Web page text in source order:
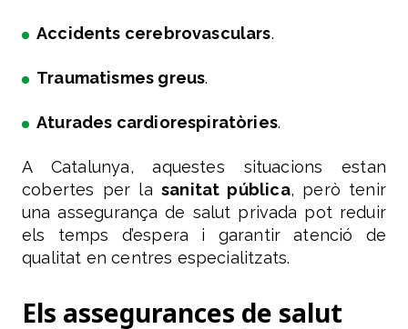
Accidents cerebrovasculars.
Traumatismes greus.
Aturades cardiorespiratòries.
A Catalunya, aquestes situacions estan
cobertes per la sanitat pública, però tenir
una assegurança de salut privada pot reduir
els temps d’espera i garantir atenció de
qualitat en centres especialitzats.
Els assegurances de salut